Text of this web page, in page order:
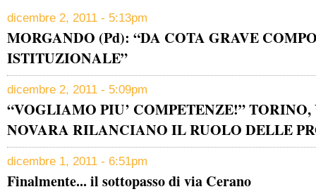
dicembre 2, 2011 - 5:13pm
MORGANDO (Pd): “DA COTA GRAVE
ISTITUZIONALE”
dicembre 2, 2011 - 5:09pm
“VOGLIAMO PIU’ COMPETENZE!” TORINO,
NOVARA RILANCIANO IL RUOLO DELLE
dicembre 1, 2011 - 6:51pm
Finalmente... il sottopasso di via Cerano